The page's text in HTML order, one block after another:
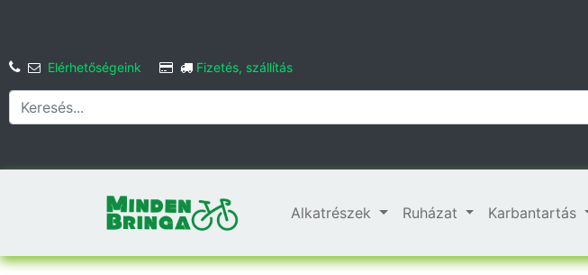
Elérhetőségeink Fizetés, szállítás
Alkatrészek Ruházat Karbantartás